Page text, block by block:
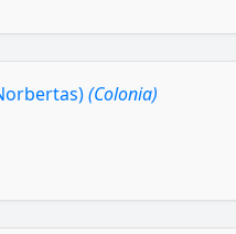
(Colonia)